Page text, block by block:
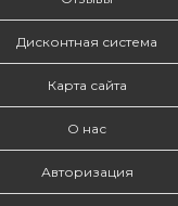
Дисконтная система
Карта сайта
О нас
Авторизация